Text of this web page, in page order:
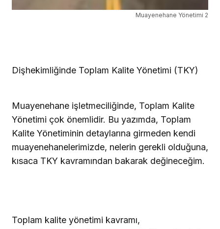
Muayenehane Yönetimi 2
Dişhekimliğinde Toplam Kalite Yönetimi (TKY)
Muayenehane işletmeciliğinde, Toplam Kalite
Yönetimi çok önemlidir. Bu yazımda, Toplam
Kalite Yönetiminin detaylarına girmeden kendi
muayenehanelerimizde, nelerin gerekli olduğuna,
kısaca TKY kavramından bakarak değineceğim.
Toplam kalite yönetimi kavramı,